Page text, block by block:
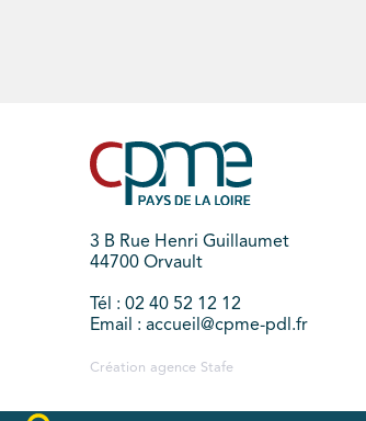
3 B Rue Henri Guillaumet
44700 Orvault
Tél : 02 40 52 12 12
Email : accueil@cpme-pdl.fr
Création agence Stafe